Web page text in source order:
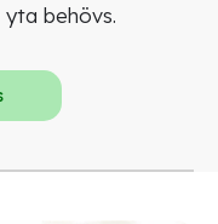
behövs.